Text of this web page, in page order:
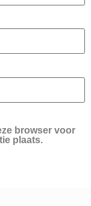
browser voor
plaats.